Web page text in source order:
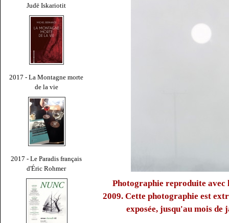
Judë Iskariotit
2017 - La Montagne morte
de la vie
2017 - Le Paradis français
d'Éric Rohmer
Photographie reproduite
2009. Cette photographie est
exposée, jusqu'au mois